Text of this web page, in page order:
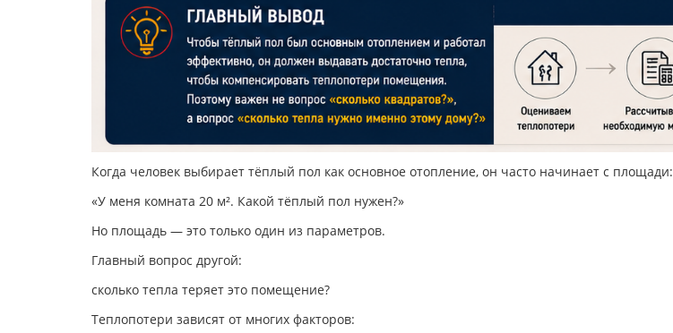
Когда человек выбирает тёплый пол как основное отопление, он часто начинает с площади:
«У меня комната 20 м². Какой тёплый пол нужен?»
Но площадь — это только один из параметров.
Главный вопрос другой:
сколько тепла теряет это помещение?
Теплопотери зависят от многих факторов: